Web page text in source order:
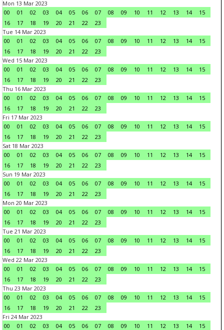
Mon 13 Mar 2023
00
01 02 03 04 05 06 07 08 09 10 11 12 13 14
15
16
17 18 19 20 21 22
23
Tue 14 Mar 2023
00
01 02 03 04 05 06 07 08 09 10 11 12 13 14
15
16
17 18 19 20 21 22
23
Wed 15 Mar 2023
00
01 02 03 04 05 06 07 08 09 10 11 12 13 14
15
16
17 18 19 20 21 22
23
Thu 16 Mar 2023
00
01 02 03 04 05 06 07 08 09 10 11 12 13 14
15
16
17 18 19 20 21 22
23
Fri 17 Mar 2023
00
01 02 03 04 05 06 07 08 09 10 11 12 13 14
15
16
17 18 19 20 21 22
23
Sat 18 Mar 2023
00
01 02 03 04 05 06 07 08 09 10 11 12 13 14
15
16
17 18 19 20 21 22
23
Sun 19 Mar 2023
00
01 02 03 04 05 06 07 08 09 10 11 12 13 14
15
16
17 18 19 20 21 22
23
Mon 20 Mar 2023
00
01 02 03 04 05 06 07 08 09 10 11 12 13 14
15
16
17 18 19 20 21 22
23
Tue 21 Mar 2023
00
01 02 03 04 05 06 07 08 09 10 11 12 13 14
15
16
17 18 19 20 21 22
23
Wed 22 Mar 2023
00
01 02 03 04 05 06 07 08 09 10 11 12 13 14
15
16
17 18 19 20 21 22
23
Thu 23 Mar 2023
00
01 02 03 04 05 06 07 08 09 10 11 12 13 14
15
16
17 18 19 20 21 22
23
Fri 24 Mar 2023
00
01 02 03 04 05 06 07 08 09 10 11 12 13 14
15